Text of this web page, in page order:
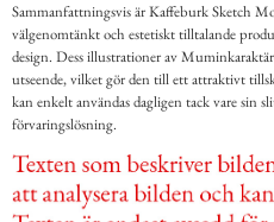
Sammanfattningsvis är Kaffeburk Sketch
välgenomtänkt och estetiskt tilltalande
design. Dess illustrationer av
utseende, vilket gör den till ett attraktivt
kan enkelt användas dagligen tack vare sin
förvaringslösning.